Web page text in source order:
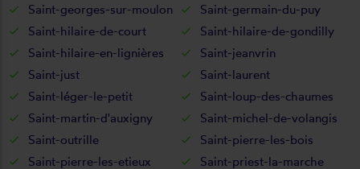
Saint-georges-sur-moulon
Saint-germain-du-puy
Saint-hilaire-de-court
Saint-hilaire-de-gondilly
Saint-hilaire-en-lignières
Saint-jeanvrin
Saint-just
Saint-laurent
Saint-léger-le-petit
Saint-loup-des-chaumes
Saint-martin-d'auxigny
Saint-michel-de-volangis
Saint-outrille
Saint-pierre-les-bois
Saint-pierre-les-etieux
Saint-priest-la-marche